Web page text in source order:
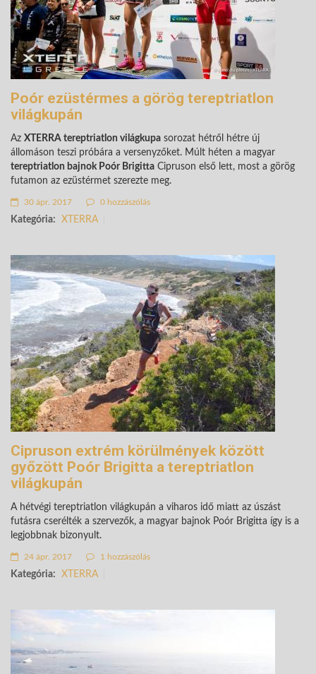
Poór ezüstérmes a görög tereptriatlon
világkupán
Az XTERRA tereptriatlon világkupa sorozat hétről hétre új
állomáson teszi próbára a versenyzőket. Múlt héten a magyar
tereptriatlon bajnok Poór Brigitta Cipruson első lett, most a görög
futamon az ezüstérmet szerezte meg.
30 ápr. 2017 0 hozzászólás
Kategória: XTERRA
Cipruson extrém körülmények között
győzött Poór Brigitta a tereptriatlon
világkupán
A hétvégi tereptriatlon világkupán a viharos idő miatt az úszást
futásra cserélték a szervezők, a magyar bajnok Poór Brigitta így is a
legjobbnak bizonyult.
24 ápr. 2017 1 hozzászólás
Kategória: XTERRA